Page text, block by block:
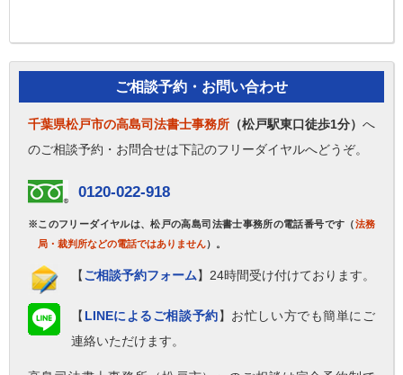
ご相談予約・お問い合わせ
千葉県松戸市の高島司法書士事務所 （松戸駅東口徒歩1分） へ
のご相談予約・お問合せは下記のフリーダイヤルへどうぞ。
0120-022-918
※このフリーダイヤルは、松戸の高島司法書士事務所の電話番号です（法務
局・裁判所などの電話ではありません）。
【ご相談予約フォーム】24時間受け付けております。
【 LINEによるご相談予約】お忙しい方でも簡単にご
連絡いただけます。